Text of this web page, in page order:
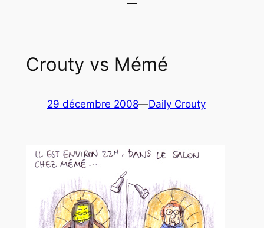
Crouty vs Mémé
29 décembre 2008—Daily Crouty